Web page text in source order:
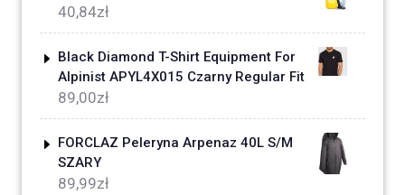
40,84zł
Black Diamond T-Shirt Equipment For
Alpinist APYL4X015 Czarny Regular Fit
89,00zł
FORCLAZ Peleryna Arpenaz 40L S/M
SZARY
89,99zł